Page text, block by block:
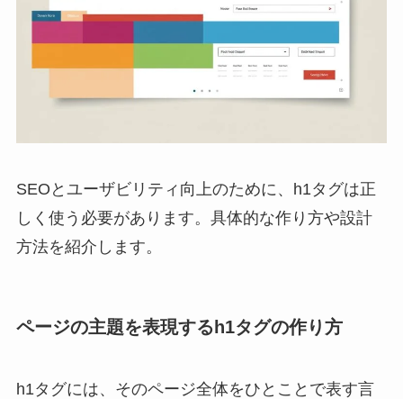
SEOとユーザビリティ向上のために、h1タグは正
しく使う必要があります。具体的な作り方や設計
方法を紹介します。
ページの主題を表現するh1タグの作り方
h1タグには、そのページ全体をひとことで表す言